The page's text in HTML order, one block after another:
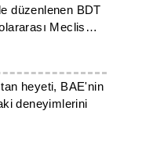
düzenlenen BDT
Meclis
katıldı
heyeti, BAE'nin
deneyimlerini